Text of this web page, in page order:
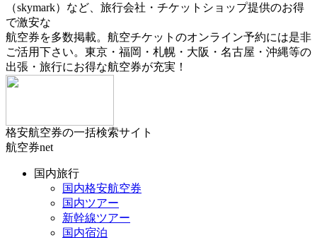
（skymark）など、旅行会社・チケットショップ提供のお得
で激安な
航空券を多数掲載。航空チケットのオンライン予約には是非
ご活用下さい。東京・福岡・札幌・大阪・名古屋・沖縄等の
出張・旅行にお得な航空券が充実！
格安航空券の一括検索サイト
航空券net
国内旅行
国内格安航空券
国内ツアー
新幹線ツアー
国内宿泊